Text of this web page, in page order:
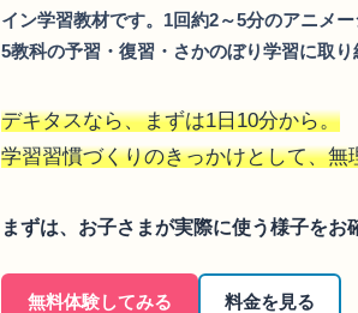
イン学習教材です。1回約2～5分のアニメ
5教科の予習・復習・さかのぼり学習に取り
デキタスなら、まずは1日10分から。
学習習慣づくりのきっかけとして、無
まずは、お子さまが実際に使う様子をお
無料体験してみる 料金を見る